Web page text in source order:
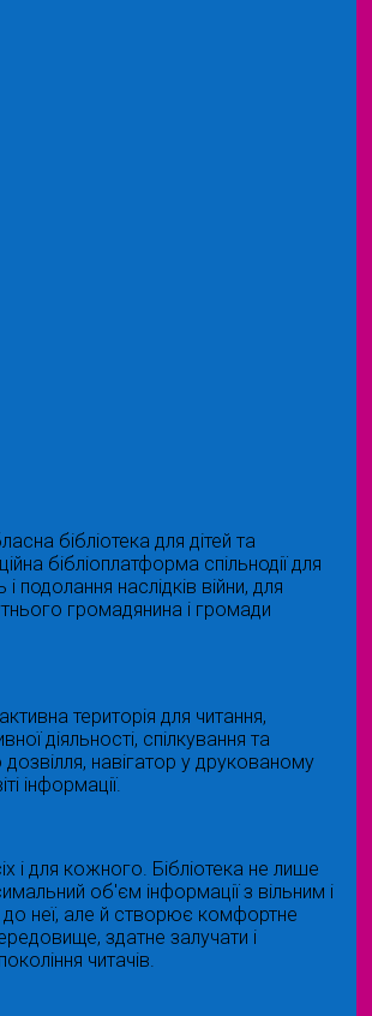
бібліотека для дітей та
бібліоплатформа спільнодії для
і подолання наслідків війни, для
громадянина і громади
територія для читання,
діяльності, спілкування та
дозвілля, навігатор у друкованому
інформації.
і для кожного. Бібліотека не лише
об'єм інформації з вільним і
неї, але й створює комфортне
здатне залучати і
читачів.